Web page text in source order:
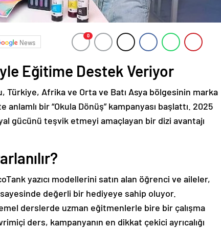
News
0
Eğitime Destek Veriyor
Afrika ve Orta ve Batı Asya bölgesinin marka
bir “Okula Dönüş” kampanyası başlattı. 2025
gücünü teşvik etmeyi amaçlayan bir dizi avantajı
yazıcı modellerini satın alan öğrenci ve aileler,
değerli bir hediyeye sahip oluyor.
derslerde uzman eğitmenlerle bire bir çalışma
ders, kampanyanın en dikkat çekici ayrıcalığı